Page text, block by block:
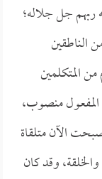
ربهم جل جلاله؛
الناطقين
المتكلمين
المفعول منصوب،
الآن متلقاة
وقد كان